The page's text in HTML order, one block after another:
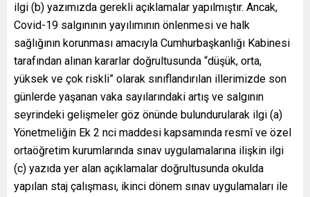
ilgi (b) yazımızda gerekli açıklamalar yapılmıştır. Ancak,
Covid-19 salgınının yayılımının önlenmesi ve halk
sağlığının korunması amacıyla Cumhurbaşkanlığı Kabinesi
tarafından alınan kararlar doğrultusunda “düşük, orta,
yüksek ve çok riskli” olarak sınıflandırılan illerimizde son
günlerde yaşanan vaka sayılarındaki artış ve salgının
seyrindeki gelişmeler göz önünde bulundurularak ilgi (a)
Yönetmeliğin Ek 2 nci maddesi kapsamında resmî ve özel
ortaöğretim kurumlarında sınav uygulamalarına ilişkin ilgi
(c) yazıda yer alan açıklamalar doğrultusunda okulda
yapılan staj çalışması, ikinci dönem sınav uygulamaları ile